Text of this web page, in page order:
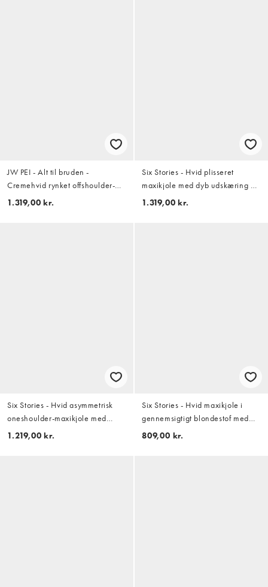
JW PEI - Alt til bruden -
Cremehvid rynket offshoulder-
maxikjole i gennemsigtig mesh
1.319,00 kr.
Six Stories - Hvid plisseret
maxikjole med dyb udskæring og
flæsedetaljer
1.319,00 kr.
Six Stories - Hvid asymmetrisk
oneshoulder-maxikjole med
frynser
1.219,00 kr.
Six Stories - Hvid maxikjole i
gennemsigtigt blondestof med
ærmer med svaj og stretch
809,00 kr.